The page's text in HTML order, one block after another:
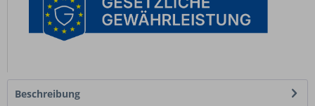
Beschreibung